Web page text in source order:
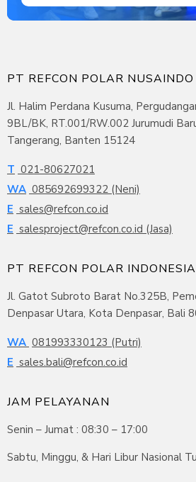
PT REFCON POLAR NUSAINDO
Jl. Halim Perdana Kusuma,
9BL/BK, RT.001/RW.002 Jurumudi
Tangerang, Banten 15124
T 021-80627021
WA 085692699322 (Neni)
E sales@refcon.co.id
E salesproject@refcon.co.id (Jasa)
PT REFCON POLAR INDONESIA
Jl. Gatot Subroto Barat No.325B,
Denpasar Utara, Kota Denpasar, Bali
WA 081993330123 (Putri)
E sales.bali@refcon.co.id
JAM PELAYANAN
Senin – Jumat : 08:30 – 17:00
Sabtu, Minggu, & Hari Libur Nasional